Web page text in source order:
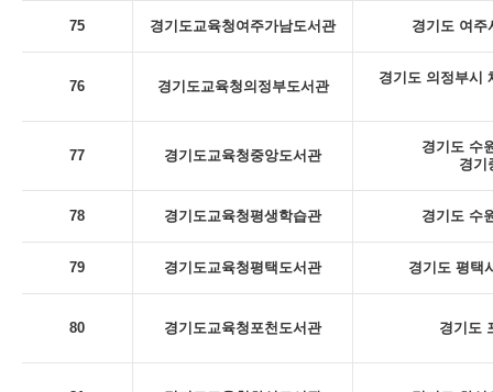
75 경기도교육청여주가남도서관 경기도 여주
76 경기도교육청의정부도서관
경기도 의정부시
77 경기도교육청중앙도서관
경기도 수
경기
78 경기도교육청평생학습관 경기도 수
79 경기도교육청평택도서관 경기도 평택
80 경기도교육청포천도서관 경기도